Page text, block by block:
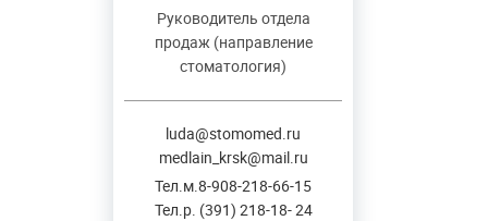
Руководитель отдела
продаж (направление
стоматология)
luda@stomomed.ru
medlain_krsk@mail.ru
Тел.м.8-908-218-66-15
Тел.р. (391) 218-18- 24